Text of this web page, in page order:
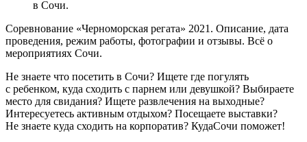
в Сочи.
Соревнование «Черноморская регата» 2021. Описание, дата
проведения, режим работы, фотографии и отзывы. Всё о
мероприятиях Сочи.
Не знаете что посетить в Сочи? Ищете где погулять
с ребенком, куда сходить с парнем или девушкой? Выбираете
место для свидания? Ищете развлечения на выходные?
Интересуетесь активным отдыхом? Посещаете выставки?
Не знаете куда сходить на корпоратив? КудаСочи поможет!